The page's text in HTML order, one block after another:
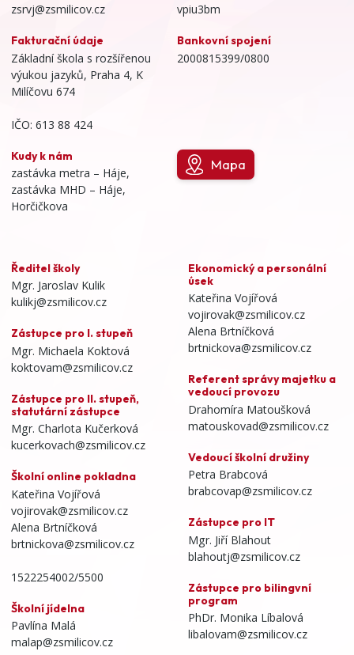
zsrvj@zsmilicov.cz vpiu3bm
Fakturační údaje
Základní škola s rozšířenou
výukou jazyků, Praha 4, K
Milíčovu 674
IČO: 613 88 424
Bankovní spojení
2000815399/0800
Kudy k nám
zastávka metra – Háje,
zastávka MHD – Háje,
Horčičkova
Mapa
Ředitel školy
Mgr. Jaroslav Kulik
kulikj@zsmilicov.cz
Zástupce pro I. stupeň
Mgr. Michaela Koktová
koktovam@zsmilicov.cz
Zástupce pro II. stupeň,
statutární zástupce
Mgr. Charlota Kučerková
kucerkovach@zsmilicov.cz
Školní online pokladna
Kateřina Vojířová
vojirovak@zsmilicov.cz
Alena Brtníčková
brtnickova@zsmilicov.cz
1522254002/5500
Školní jídelna
Pavlína Malá
malap@zsmilicov.cz
Ekonomický a personální
úsek
Kateřina Vojířová
vojirovak@zsmilicov.cz
Alena Brtníčková
brtnickova@zsmilicov.cz
Referent správy majetku a
vedoucí provozu
Drahomíra Matoušková
matouskovad@zsmilicov.cz
Vedoucí školní družiny
Petra Brabcová
brabcovap@zsmilicov.cz
Zástupce pro IT
Mgr. Jiří Blahout
blahoutj@zsmilicov.cz
Zástupce pro bilingvní
program
PhDr. Monika Líbalová
libalovam@zsmilicov.cz